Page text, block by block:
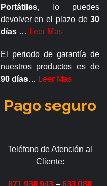
Portátiles, lo puedes
devolver en el plazo de 30
días … Leer Mas
El periodo de garantía de
nuestros productos es de
90 días… Leer Mas
Pago seguro
Teléfono de Atención al
Cliente:
871 930 943 – 633 088